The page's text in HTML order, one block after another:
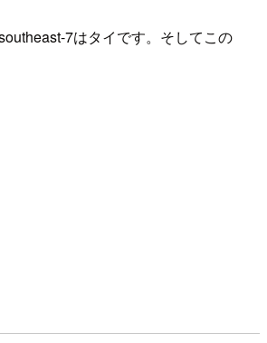
7はタイです。そしてこの